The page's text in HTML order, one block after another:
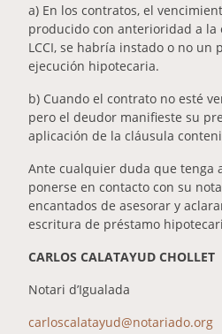
a) En los contratos, el
producido con anterioridad a la
LCCI, se habría instado o no un
ejecución hipotecaria.
b) Cuando el contrato no esté
pero el deudor manifieste su
aplicación de la cláusula
Ante cualquier duda que tenga
ponerse en contacto con su
encantados de asesorar y
escritura de préstamo
CARLOS CALATAYUD CHOLLET
Notari d’Igualada
carloscalatayud@notariado.org